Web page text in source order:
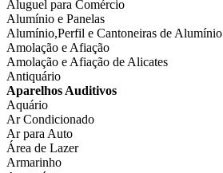
Aluguel para Comércio
Alumínio e Panelas
Alumínio,Perfil e Cantoneiras de Alumínio
Amolação e Afiação
Amolação e Afiação de Alicates
Antiquário
Aparelhos Auditivos
Aquário
Ar Condicionado
Ar para Auto
Área de Lazer
Armarinho